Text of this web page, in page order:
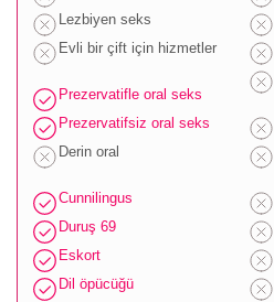
Lezbiyen seks
Evli bir çift için hizmetler
Prezervatifle oral seks
Prezervatifsiz oral seks
Derin oral
Cunnilingus
Duruş 69
Eskort
Dil öpücüğü